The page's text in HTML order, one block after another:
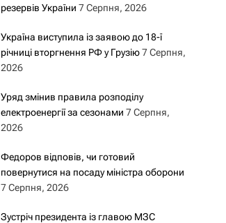
резервів України 7 Серпня, 2026
Україна виступила із заявою до 18-ї
річниці вторгнення РФ у Грузію 7 Серпня,
2026
Уряд змінив правила розподілу
електроенергії за сезонами 7 Серпня,
2026
Федоров відповів, чи готовий
повернутися на посаду міністра оборони
7 Серпня, 2026
Зустріч президента із главою МЗС